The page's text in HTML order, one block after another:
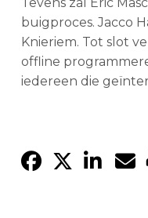
buigproces. Jacco
Knieriem. Tot slot
offline
iedereen die